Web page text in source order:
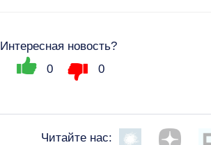
Интересная новость?
0
0
Читайте нас: